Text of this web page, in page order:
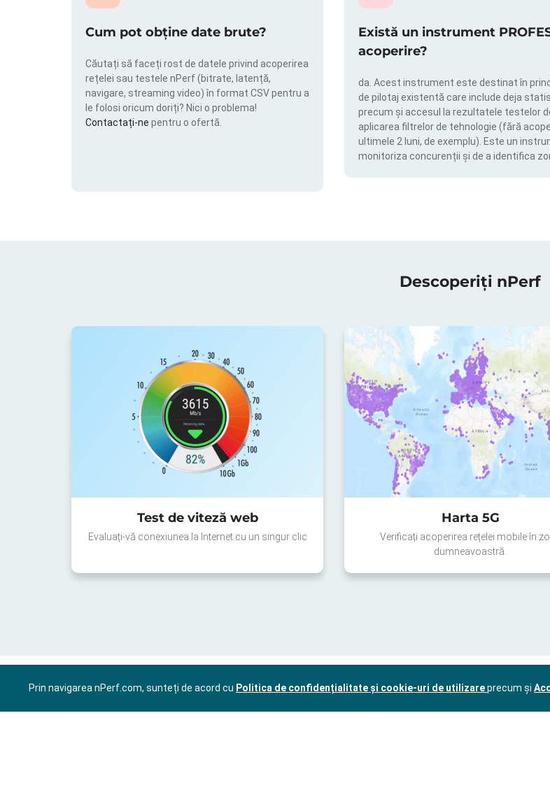
Cum pot obține date brute?
Căutați să faceți rost de datele privind acoperirea
rețelei sau testele nPerf (bitrate, latență,
navigare, streaming video) în format CSV pentru a
le folosi oricum doriți? Nici o problema!
Contactați-ne pentru o ofertă.
Există un instrument
acoperire?
da. Acest instrument este destinat în
de pilotaj existentă care include deja
precum și accesul la rezultatele testelor
aplicarea filtrelor de tehnologie (fără
ultimele 2 luni, de exemplu). Este un
monitoriza concurenții și de a identifica
Descoperiți nPerf
Test de viteză web
Evaluați-vă conexiunea la Internet cu un singur clic
Harta 5G
Verificați acoperirea rețelei mobile în
dumneavoastră.
Prin navigarea nPerf.com, sunteți de acord cu Politica de confidențialitate și cookie-uri de utilizareprecum și